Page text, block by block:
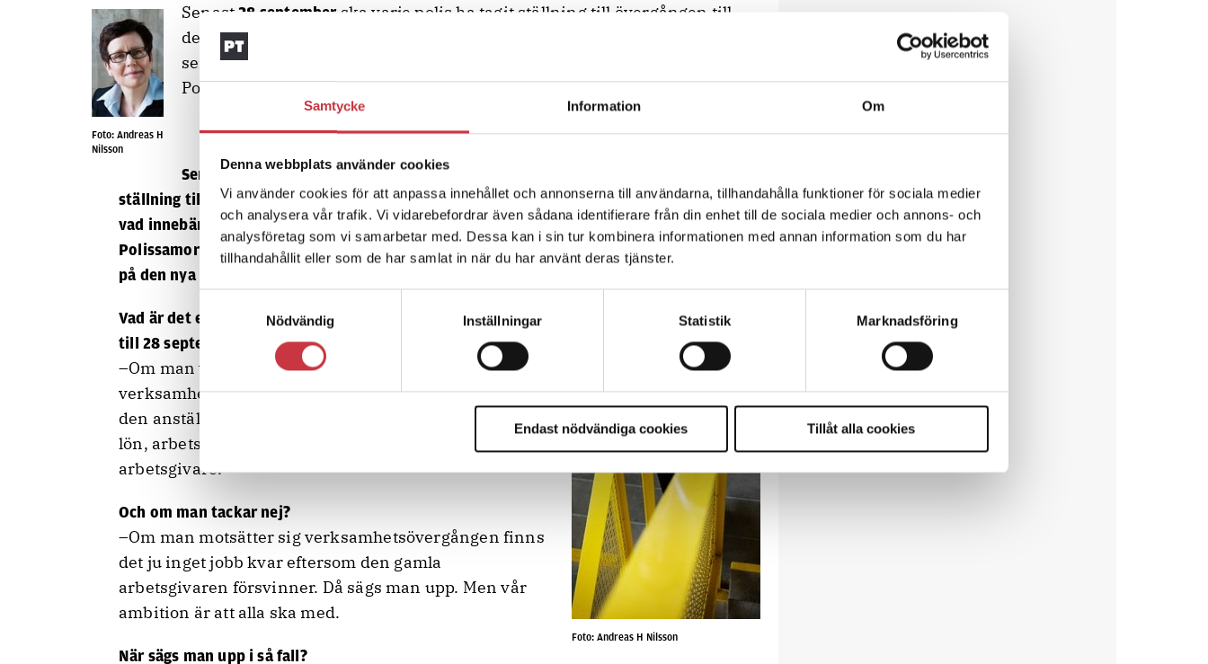
Samtycke Information Om
Denna webbplats använder cookies
Vi använder cookies för att anpassa innehållet och annonserna till användarna, tillhandahålla funktioner för sociala medier
och analysera vår trafik. Vi vidarebefordrar även sådana identifierare från din enhet till de sociala medier och annons- och
analysföretag som vi samarbetar med. Dessa kan i sin tur kombinera informationen med annan information som du har
tillhandahållit eller som de har samlat in när du har använt deras tjänster.
Nödvändig
Inställningar Statistik Marknadsföring
Endast nödvändiga cookies Tillåt alla cookies
Foto: Andreas H
Nilsson
Senast28 septemberska varje polis ha tagit ställning till övergången till
den nya Polismyndigheten. Men vad innebär det? Och vad händer
sen? Frågan går till Kajsa Möller som blir HR-chef på den nya
Polismyndigheten.
Foto: Andreas H Nilsson
Senast28 septemberska varje polis ha tagit
ställning till övergången till den nya Polismyndigheten. Men
vad innebär det? Och vad händer sen? Frågan går till
Polissamordningens Kajsa Möller som är utsedd till HR-chef
på den nya Polismyndigheten.
Vad är det egentligen de polisanställda ska ha tagit ställning
till 28 september?
–Om man vill följa med i verksamhetsövergången. En
verksamhetsövergång innebär det att man är kvar i
den anställning man har i dag. Samma arbetsvillkor,
lön, arbetsuppgifter och så vidare gäller men hos en ny
arbetsgivare.
Och om man tackar nej?
–Om man motsätter sig verksamhetsövergången finns
det ju inget jobb kvar eftersom den gamla
arbetsgivaren försvinner. Då sägs man upp. Men vår
ambition är att alla ska med.
När sägs man upp i så fall?